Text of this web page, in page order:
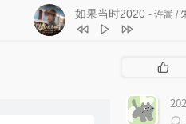
如果当时2020 - 许嵩 / 朱婷
1
白马非马
文
章